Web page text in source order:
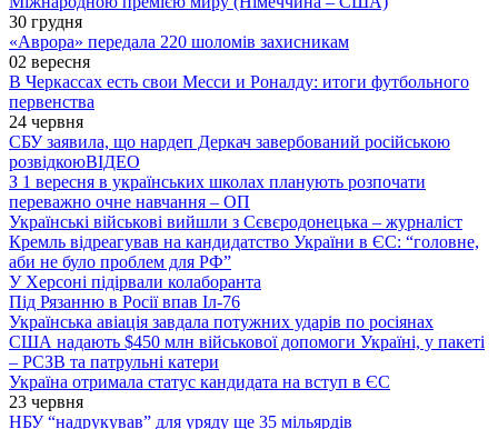
30 грудня
«Аврора» передала 220 шоломів захисникам
02 вересня
В Черкассах есть свои Месси и Роналду: итоги футбольного
первенства
24 червня
СБУ заявила, що нардеп Деркач завербований російською
розвідкоюВІДЕО
З 1 вересня в українських школах планують розпочати
переважно очне навчання – ОП
Українські військові вийшли з Сєвєродонецька – журналіст
Кремль відреагував на кандидатство України в ЄС: “головне,
аби не було проблем для РФ”
У Херсоні підірвали колаборанта
Під Рязанню в Росії впав Іл-76
Українська авіація завдала потужних ударів по росіянах
США надають $450 млн військової допомоги Україні, у пакеті
– РСЗВ та патрульні катери
Україна отримала статус кандидата на вступ в ЄС
23 червня
НБУ “надрукував” для уряду ще 35 мільярдів